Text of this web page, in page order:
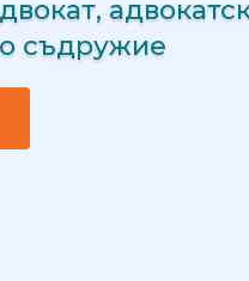
съдружие